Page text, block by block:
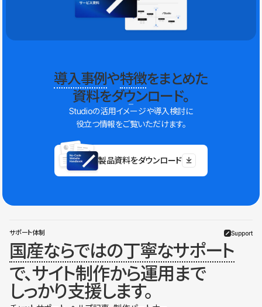
導入事例や特徴をまとめた
資料をダウンロード。
Studioの活用イメージや導入検討に
役立つ情報をご覧いただけます。
製品資料をダウンロード
サポート体制 Support
国産ならではの丁寧なサポート
で、サイト制作から運用まで
しっかり支援します。